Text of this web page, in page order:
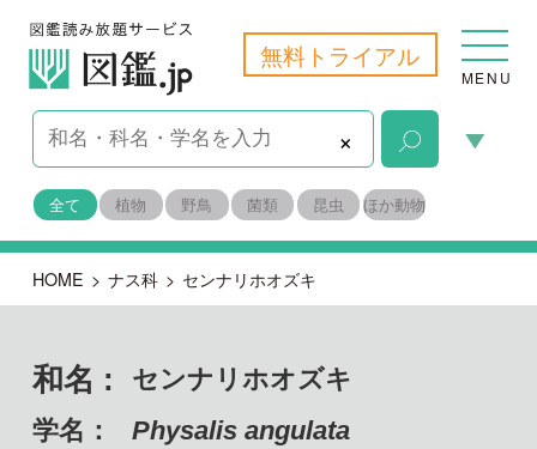
無料トライアル
MENU
×
全て 植物 野鳥 菌類 昆虫 ほか動物
学名：
備考：